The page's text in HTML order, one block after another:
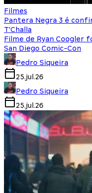
Filmes
Pantera Negra 3 é
T'Challa
Filme de Ryan Coogler
San Diego Comic-Con
Pedro Siqueira
25.jul.26
Pedro Siqueira
25.jul.26